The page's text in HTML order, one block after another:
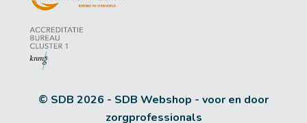
© SDB 2026 - SDB Webshop - voor en door
zorgprofessionals